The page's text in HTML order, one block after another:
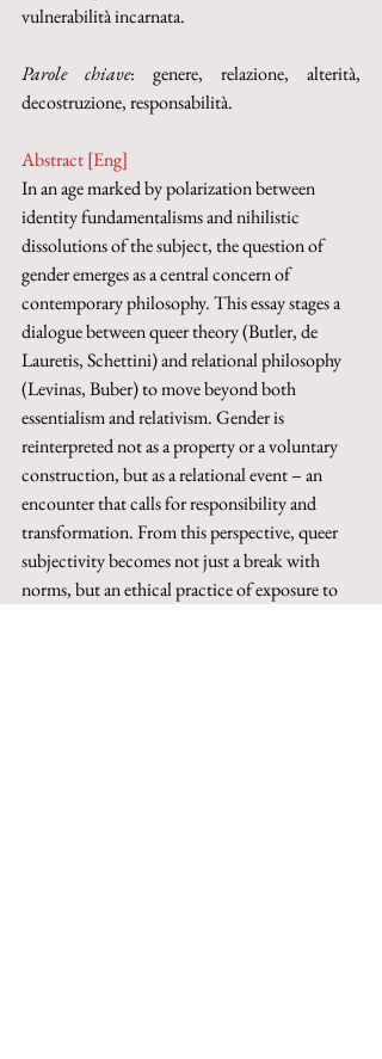
vulnerabilità incarnata.
Parole chiave: genere, relazione, alterità,
decostruzione, responsabilità.
Abstract [Eng]
In an age marked by polarization between
identity fundamentalisms and nihilistic
dissolutions of the subject, the question of
gender emerges as a central concern of
contemporary philosophy. This essay stages a
dialogue between queer theory (Butler, de
Lauretis, Schettini) and relational philosophy
(Levinas, Buber) to move beyond both
essentialism and relativism. Gender is
reinterpreted not as a property or a voluntary
construction, but as a relational event – an
encounter that calls for responsibility and
transformation. From this perspective, queer
subjectivity becomes not just a break with
norms, but an ethical practice of exposure to